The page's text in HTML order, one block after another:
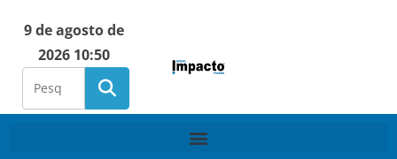
9 de agosto de
2026 10:50